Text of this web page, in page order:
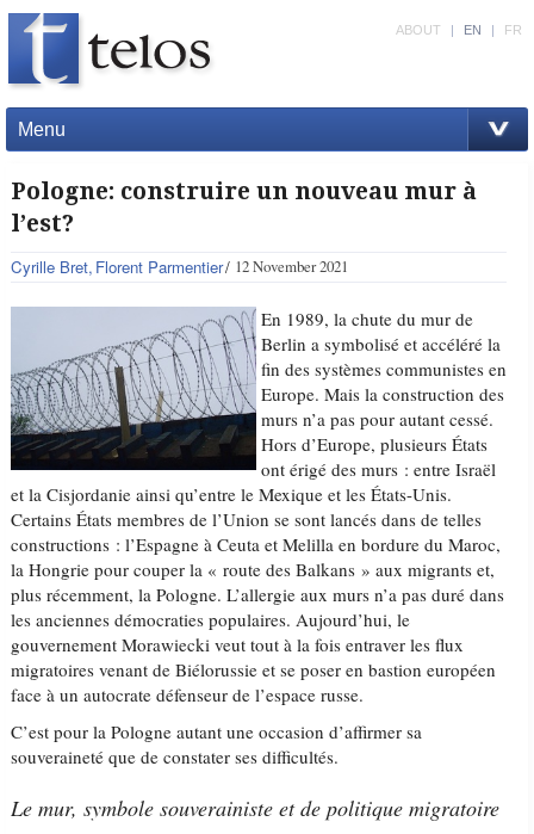
Menu
ABOUT | EN | FR
Pologne: construire un nouveau mur à
l’est?
Cyrille Bret Florent Parmentier 12 November 2021
En 1989, la chute du mur de
Berlin a symbolisé et accéléré la
fin des systèmes communistes en
Europe. Mais la construction des
murs n’a pas pour autant cessé.
Hors d’Europe, plusieurs États
ont érigé des murs : entre Israël
et la Cisjordanie ainsi qu’entre le Mexique et les États-Unis.
Certains États membres de l’Union se sont lancés dans de telles
constructions : l’Espagne à Ceuta et Melilla en bordure du Maroc,
la Hongrie pour couper la « route des Balkans » aux migrants et,
plus récemment, la Pologne. L’allergie aux murs n’a pas duré dans
les anciennes démocraties populaires. Aujourd’hui, le
gouvernement Morawiecki veut tout à la fois entraver les flux
migratoires venant de Biélorussie et se poser en bastion européen
face à un autocrate défenseur de l’espace russe.
C’est pour la Pologne autant une occasion d’affirmer sa
souveraineté que de constater ses difficultés.
Le mur, symbole souverainiste et de politique migratoire